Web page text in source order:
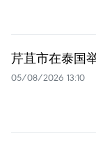
芹苴市在泰国
05/08/2026 13:10